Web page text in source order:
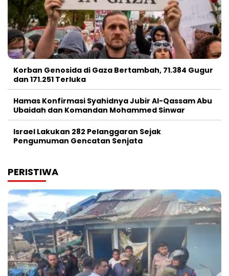
Korban Genosida di Gaza Bertambah, 71.384 Gugur
dan 171.251 Terluka
Hamas Konfirmasi Syahidnya Jubir Al-Qassam Abu
Ubaidah dan Komandan Mohammed Sinwar
Israel Lakukan 282 Pelanggaran Sejak
Pengumuman Gencatan Senjata
PERISTIWA